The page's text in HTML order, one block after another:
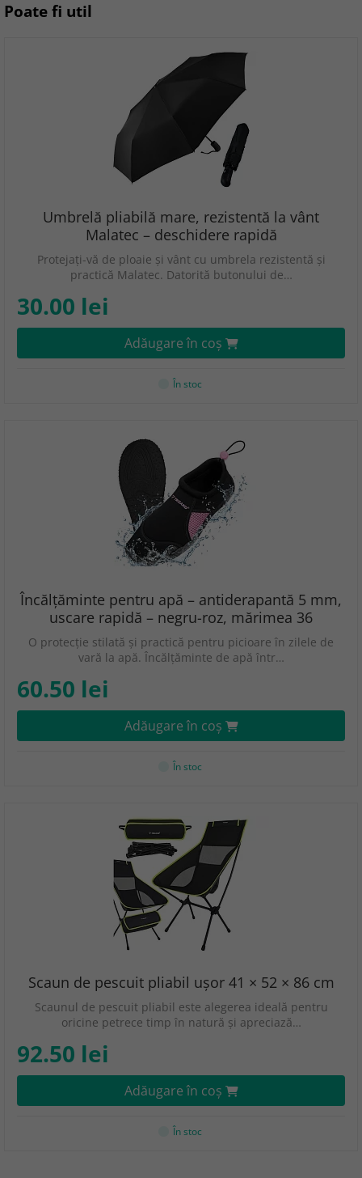
Poate fi util
Umbrelă pliabilă mare, rezistentă la vânt
Malatec – deschidere rapidă
Protejați-vă de ploaie și vânt cu umbrela rezistentă și
practică Malatec. Datorită butonului de…
30.00 lei
Adăugare în coş
În stoc
Încălțăminte pentru apă – antiderapantă 5 mm,
uscare rapidă – negru-roz, mărimea 36
O protecție stilată și practică pentru picioare în zilele de
vară la apă. Încălțăminte de apă într…
60.50 lei
Adăugare în coş
În stoc
Scaun de pescuit pliabil ușor 41 × 52 × 86 cm
Scaunul de pescuit pliabil este alegerea ideală pentru
oricine petrece timp în natură și apreciază…
92.50 lei
Adăugare în coş
În stoc